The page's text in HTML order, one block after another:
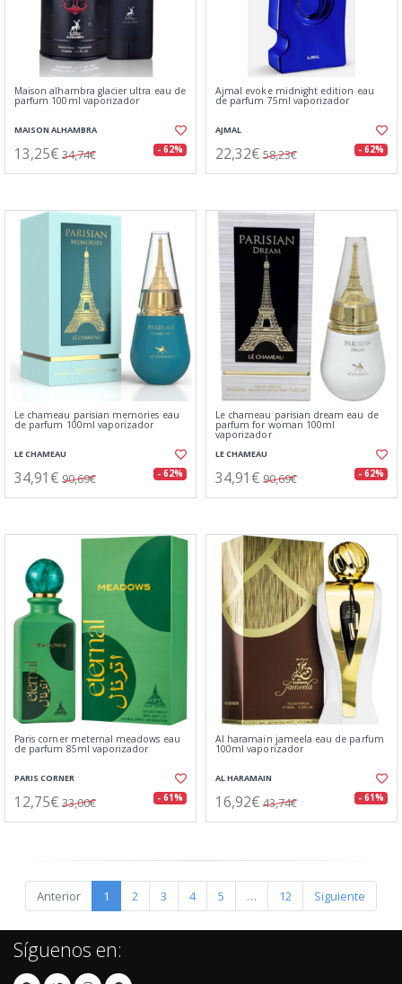
Maison alhambra glacier ultra eau de
parfum 100ml vaporizador
MAISON ALHAMBRA
13,25€ 34,74€ - 62%
Ajmal evoke midnight edition eau
de parfum 75ml vaporizador
AJMAL
22,32€ 58,23€ - 62%
Le chameau parisian memories eau
de parfum 100ml vaporizador
LE CHAMEAU
34,91€ 90,69€ - 62%
Le chameau parisian dream eau de
parfum for woman 100ml
vaporizador
LE CHAMEAU
34,91€ 90,69€ - 62%
Paris corner meternal meadows eau
de parfum 85ml vaporizador
PARIS CORNER
12,75€ 33,00€ - 61%
Al haramain jameela eau de parfum
100ml vaporizador
AL HARAMAIN
16,92€ 43,74€ - 61%
Anterior 1 2 3 4 5 … 12 Siguiente
Síguenos en: